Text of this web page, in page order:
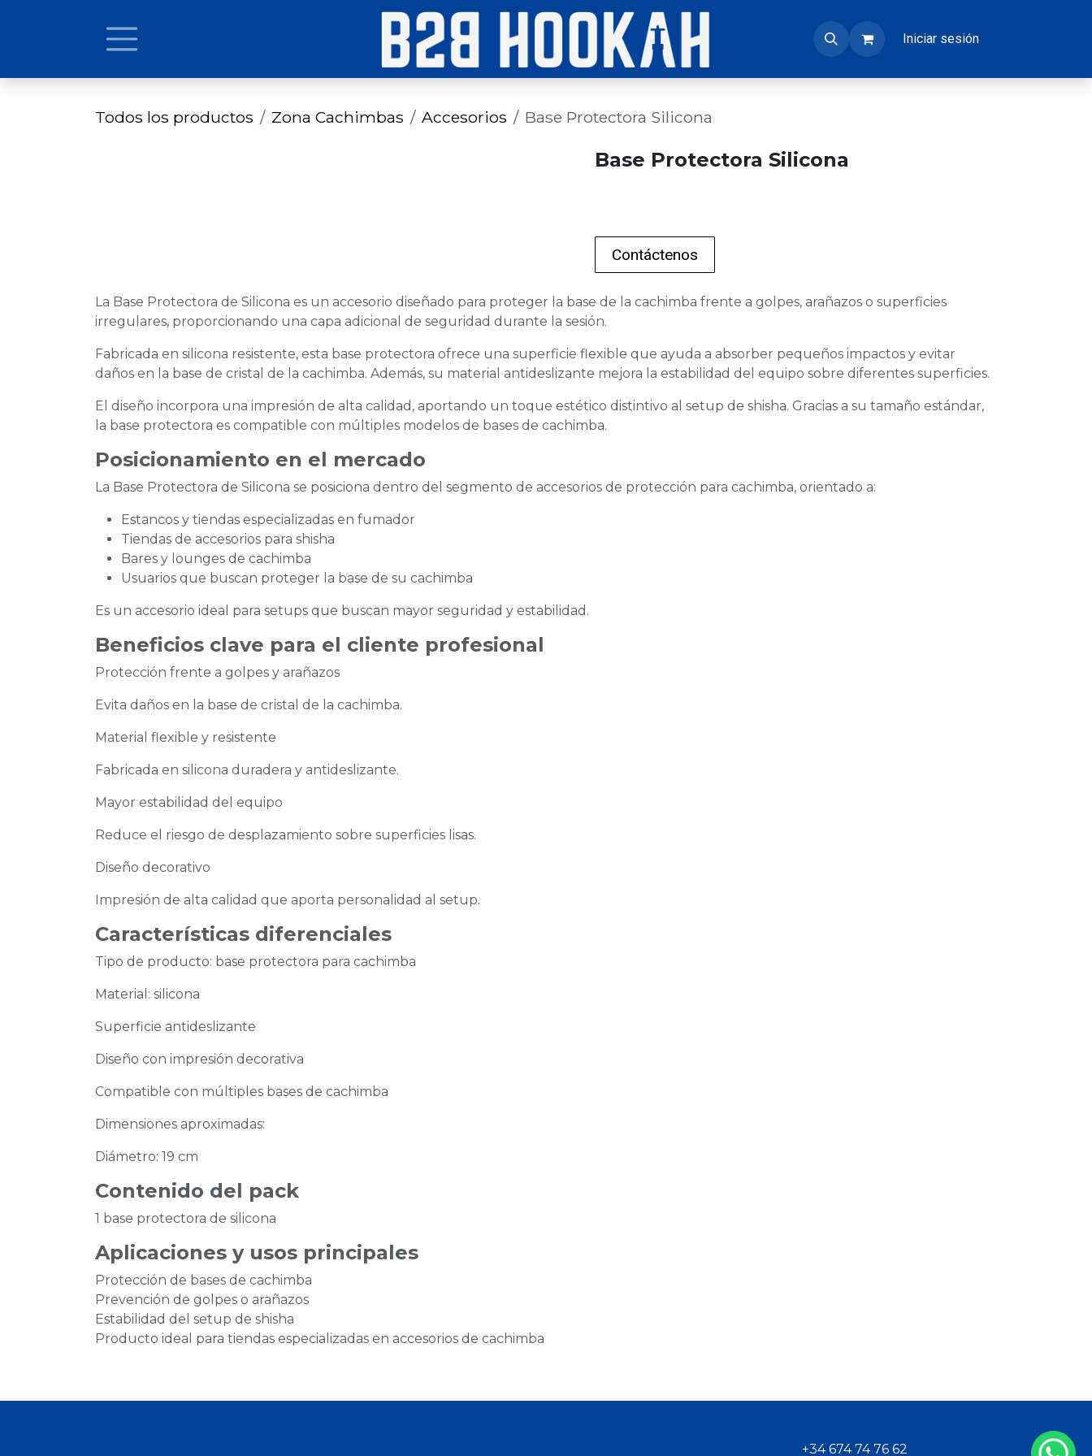
Iniciar sesión
Todos los productos Zona Cachimbas Accesorios Base Protectora Silicona
Base Protectora Silicona
Contáctenos
La Base Protectora de Silicona es un accesorio diseñado para proteger la base de la cachimba frente a golpes, arañazos o superficies
irregulares, proporcionando una capa adicional de seguridad durante la sesión.
Fabricada en silicona resistente, esta base protectora ofrece una superficie flexible que ayuda a absorber pequeños impactos y evitar
daños en la base de cristal de la cachimba. Además, su material antideslizante mejora la estabilidad del equipo sobre diferentes superficies.
El diseño incorpora una impresión de alta calidad, aportando un toque estético distintivo al setup de shisha. Gracias a su tamaño estándar,
la base protectora es compatible con múltiples modelos de bases de cachimba.
Posicionamiento en el mercado
La Base Protectora de Silicona se posiciona dentro del segmento de accesorios de protección para cachimba, orientado a:
Estancos y tiendas especializadas en fumador
Tiendas de accesorios para shisha
Bares y lounges de cachimba
Usuarios que buscan proteger la base de su cachimba
Es un accesorio ideal para setups que buscan mayor seguridad y estabilidad.
Beneficios clave para el cliente profesional
Protección frente a golpes y arañazos
Evita daños en la base de cristal de la cachimba.
Material flexible y resistente
Fabricada en silicona duradera y antideslizante.
Mayor estabilidad del equipo
Reduce el riesgo de desplazamiento sobre superficies lisas.
Diseño decorativo
Impresión de alta calidad que aporta personalidad al setup.
Características diferenciales
Tipo de producto: base protectora para cachimba
Material: silicona
Superficie antideslizante
Diseño con impresión decorativa
Compatible con múltiples bases de cachimba
Dimensiones aproximadas:
Diámetro: 19 cm
Contenido del pack
1 base protectora de silicona
Aplicaciones y usos principales
Protección de bases de cachimba
Prevención de golpes o arañazos
Estabilidad del setup de shisha
Producto ideal para tiendas especializadas en accesorios de cachimba
+34 674 74 76 62